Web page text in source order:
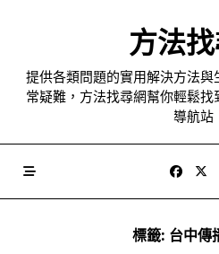
方法
提供各類問題的實用解決方法
常疑難，方法找尋網幫你輕鬆
導航站
標籤: 台中傳